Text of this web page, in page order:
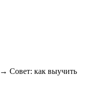
→ Совет: как выучить